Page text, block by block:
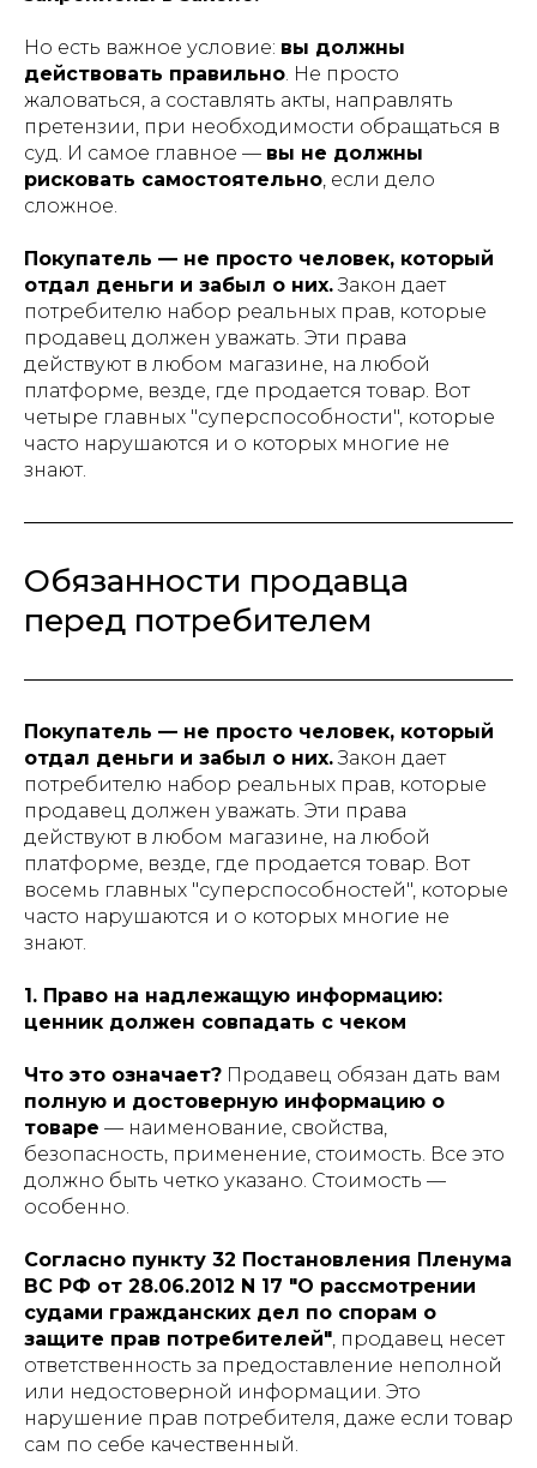
Но есть важное условие: вы должны
действовать правильно. Не просто
жаловаться, а составлять акты, направлять
претензии, при необходимости обращаться в
суд. И самое главное — вы не должны
рисковать самостоятельно, если дело
сложное.
Покупатель — не просто человек, который
отдал деньги и забыл о них.Закон дает
потребителю набор реальных прав, которые
продавец должен уважать. Эти права
действуют в любом магазине, на любой
платформе, везде, где продается товар. Вот
четыре главных "суперспособности", которые
часто нарушаются и о которых многие не
знают.
Обязанности продавца
перед потребителем
Покупатель — не просто человек, который
отдал деньги и забыл о них.Закон дает
потребителю набор реальных прав, которые
продавец должен уважать. Эти права
действуют в любом магазине, на любой
платформе, везде, где продается товар. Вот
восемь главных "суперспособностей", которые
часто нарушаются и о которых многие не
знают.
1. Право на надлежащую информацию:
ценник должен совпадать с чеком
Что это означает? Продавец обязан дать вам
полную и достоверную информацию о
товаре — наименование, свойства,
безопасность, применение, стоимость. Все это
должно быть четко указано. Стоимость —
особенно.
Согласно пункту 32 Постановления Пленума
ВС РФ от 28.06.2012 N 17 "О рассмотрении
судами гражданских дел по спорам о
защите прав потребителей", продавец несет
ответственность за предоставление неполной
или недостоверной информации. Это
нарушение прав потребителя, даже если товар
сам по себе качественный.